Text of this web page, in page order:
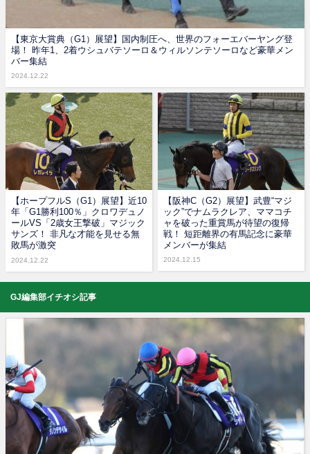
【東京大賞典（G1）展望】国内制圧へ、世界のフォーエバーヤング登
場！ 昨年1、2着ウシュバテソーロ＆ウィルソンテソーロなど豪華メン
バー集結
2024.12.22
【ホープフルS（G1）展望】近10
年「G1勝利100％」クロワデュノ
ールVS「2歳女王撃破」マジック
サンズ！ 非凡な才能を見せる無
敗馬が激突
2024.12.22
【阪神C（G2）展望】武豊“マジ
ック”でナムラクレア、ママコチ
ャを破った重賞馬が待望の復帰
戦！ 短距離界の有馬記念に豪華
メンバーが集結
2024.12.15
GJ編集部イチオシ記事